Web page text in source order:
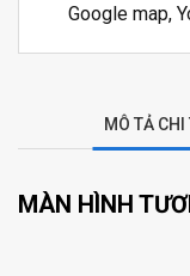
Google map,
MÔ TẢ CHI
MÀN HÌNH